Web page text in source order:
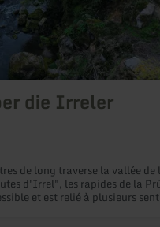
die Irreler
de long traverse la vallée de
d'Irrel", les rapides de la
et est relié à plusieurs